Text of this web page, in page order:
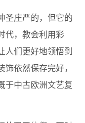
圣庄严的，但它的
代，教会利用彩
人们更好地领悟到
依然保存完好，
于中古欧洲文艺复